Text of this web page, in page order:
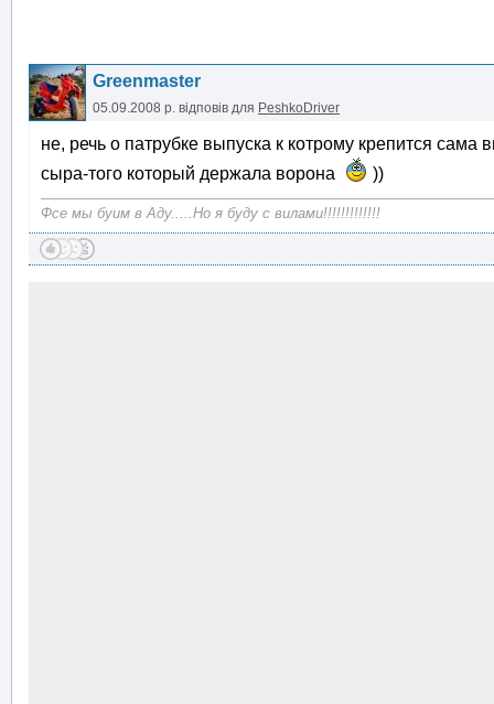
Greenmaster
05.09.2008 р. відповів для PeshkoDriver
не, речь о патрубке выпуска к котрому крепится сама
сыра-того который держала ворона
))
Фсе мы буим в Аду.....Но я буду с вилами!!!!!!!!!!!!!